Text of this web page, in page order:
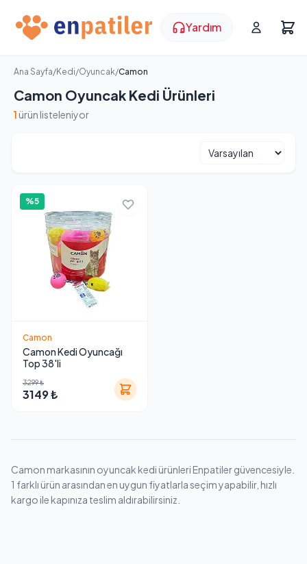
Yardım
Ana Sayfa/Kedi/Oyuncak/Camon
Camon Oyuncak Kedi Ürünleri
1 ürün listeleniyor
%5
Camon
Camon Kedi Oyuncağı
Top 38'li
3299 ₺
3149 ₺
Camon markasının oyuncak kedi ürünleri Enpatiler güvencesiyle.
1 farklı ürün arasından en uygun fiyatlarla seçim yapabilir, hızlı
kargo ile kapınıza teslim aldırabilirsiniz.